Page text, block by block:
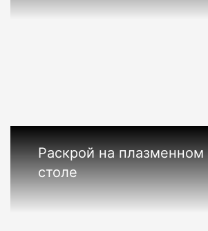
Раскрой на плазменном
столе